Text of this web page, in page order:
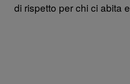
di rispetto per chi ci abita